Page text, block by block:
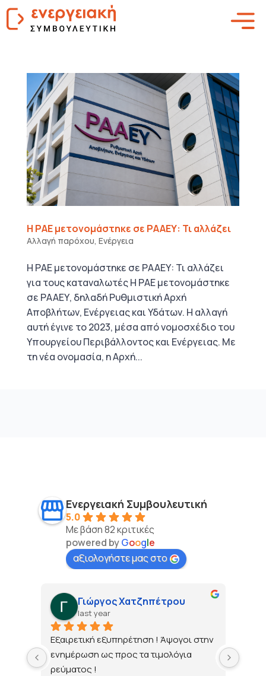
Η ΡΑΕ μετονομάστηκε σε ΡΑΑΕΥ: Τι αλλάζει
Αλλαγή παρόχου, Ενέργεια
Η ΡΑΕ μετονομάστηκε σε ΡΑΑΕΥ: Τι αλλάζει
για τους καταναλωτές Η ΡΑΕ μετονομάστηκε
σε ΡΑΑΕΥ, δηλαδή Ρυθμιστική Αρχή
Αποβλήτων, Ενέργειας και Υδάτων. Η αλλαγή
αυτή έγινε το 2023, μέσα από νομοσχέδιο του
Υπουργείου Περιβάλλοντος και Ενέργειας. Με
τη νέα ονομασία, η Αρχή...
Ενεργειακή Συμβουλευτική
5.0
Με βάση 82 κριτικές
powered byGoogle
αξιολογήστε μας στο
Γιώργος Χατζηπέτρου
last year
Εξαιρετική εξυπηρέτηση ! Άψογοι στην
ενημέρωση ως προς τα τιμολόγια
ρεύματος !